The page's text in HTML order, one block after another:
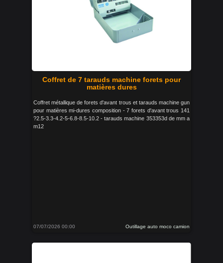
Coffret de 7 tarauds machine forets pour
matières dures
Coffret métallique de forets d'avant trous et tarauds machine gun
pour matières mi-dures composition - 7 forets d'avant trous 141
?2.5-3.3-4.2-5-6.8-8.5-10.2 - tarauds machine 353353d de mm a
m12
07/07/2026 00:00 Outillage auto moco camion